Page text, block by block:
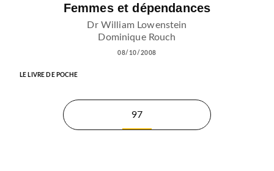
Femmes et dépendances
Dr William Lowenstein
Dominique Rouch
08/10/2008
LE LIVRE DE POCHE
97